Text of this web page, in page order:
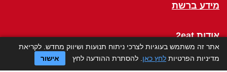
מידע ברשת
אודות 2eat
Click a Table
אתר זה משתמש בעוגיות לצרכי ניתוח תנועות ושיווק מחדש. לקריאת
מדיניות הפרטיות לחץ כאן . להסתרת ההודעה לחץ אישור